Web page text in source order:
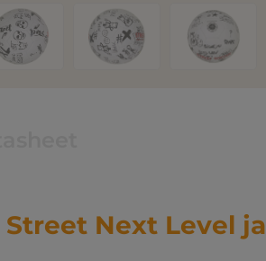
Street Next Level